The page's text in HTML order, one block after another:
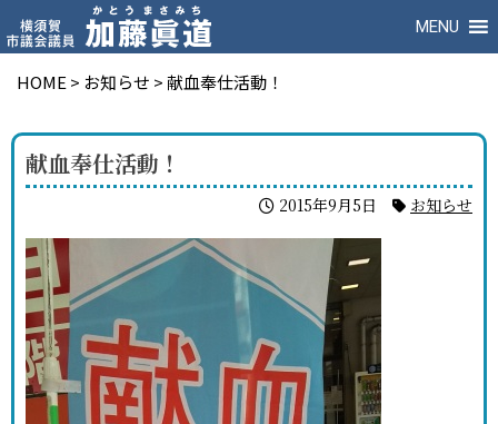
MENU
HOME > お知らせ >献血奉仕活動！
献血奉仕活動！
2015年9月5日 お知らせ